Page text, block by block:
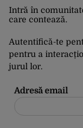
Intră în
care contează.
Autentifică-te
pentru a
jurul lor.
Adresă email